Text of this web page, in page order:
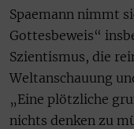
Spaemann nimmt
Gottesbeweis“
Szientismus, die
Weltanschauung
„Eine plötzliche
nichts denken zu